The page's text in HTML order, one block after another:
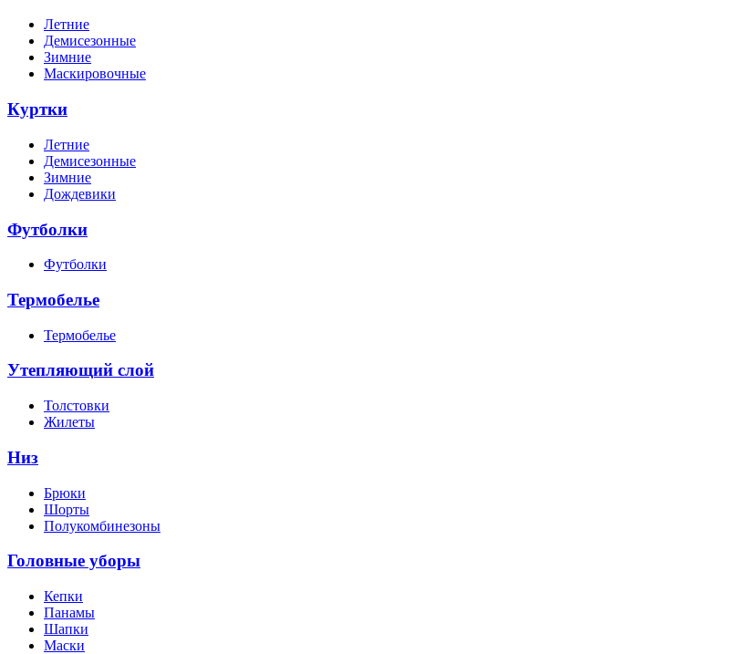
Летние
Демисезонные
Зимние
Маскировочные
Куртки
Летние
Демисезонные
Зимние
Дождевики
Футболки
Футболки
Термобелье
Термобелье
Утепляющий слой
Толстовки
Жилеты
Низ
Брюки
Шорты
Полукомбинезоны
Головные уборы
Кепки
Панамы
Шапки
Маски